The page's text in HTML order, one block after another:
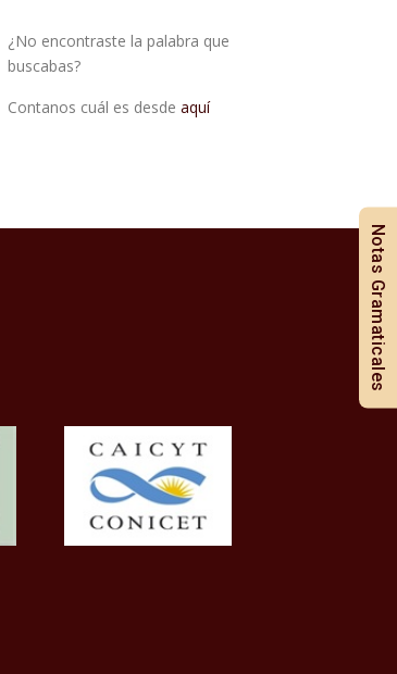
¿No encontraste la palabra que
buscabas?
Contanos cuál es desde aquí
Notas Gramaticales